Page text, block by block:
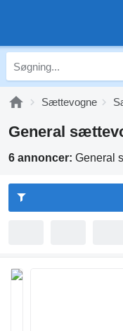
Sættevogne
General
6 annoncer: General